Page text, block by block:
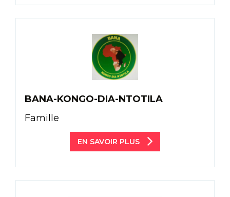
BANA-KONGO-DIA-NTOTILA
Famille
EN SAVOIR PLUS